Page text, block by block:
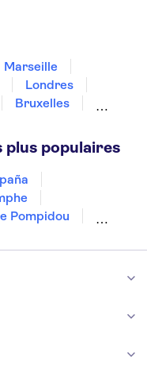
Marseille
Londres
Bruxelles
Montpellier
populaires
Pompidou